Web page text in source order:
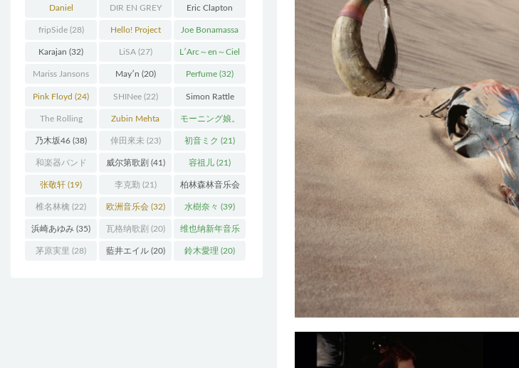
Thielemann(36) Abbado(25)
Daniel
Barenboim(37)
DIR EN GREY
(27)
Eric Clapton
(27)
fripSide(28) Hello! Project
(58)
Joe Bonamassa
(20)
Karajan (32) LiSA(27) L′Arc～en～Ciel
(41)
Mariss Jansons
(25)
May′n (20) Perfume (32)
Pink Floyd (24) SHINee(22) Simon Rattle
(43)
The Rolling
Stones(30)
Zubin Mehta
(19)
モーニング娘。
(27)
乃木坂46 (38) 倖田來未 (23) 初音ミク (21)
和楽器バンド
(25)
威尔第歌剧 (41) 容祖儿 (21)
张敬轩 (19) 李克勤 (21) 柏林森林音乐会
(22)
椎名林檎 (22) 欧洲音乐会(32) 水樹奈々 (39)
浜崎あゆみ (35) 瓦格纳歌剧 (20) 维也纳新年音乐
会(19)
茅原実里 (28) 藍井エイル(20) 鈴木愛理 (20)